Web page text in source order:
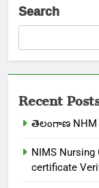
Search
Recent
తెలంగాణ
NIMS
certificate